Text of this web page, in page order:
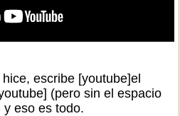
escribe [youtube]el
(pero sin el espacio
eso es todo.